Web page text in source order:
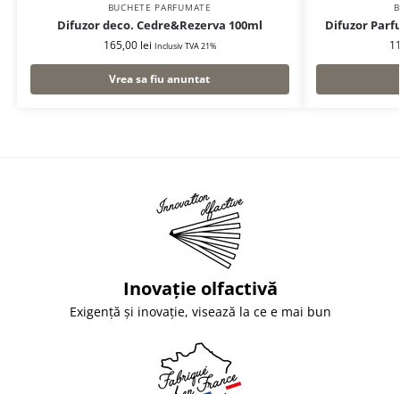
BUCHETE PARFUMATE
Difuzor deco. Cedre&Rezerva 100ml
165,00 lei Inclusiv TVA 21%
Vrea sa fiu anuntat
Difuzor
Inovație olfactivă
Exigență și inovație, visează la ce e mai bun